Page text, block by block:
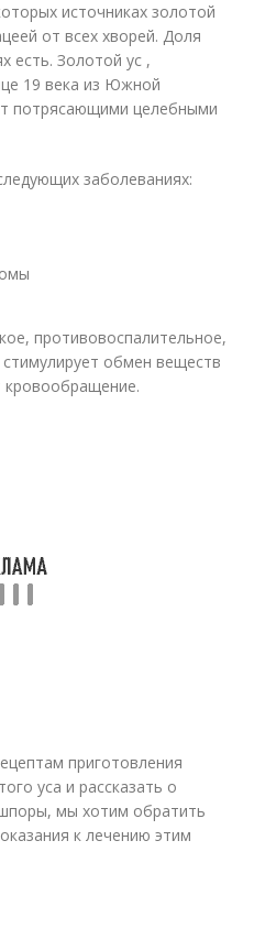
источниках золотой
от всех хворей. Доля
есть. Золотой ус ,
19 века из Южной
потрясающими целебными
заболеваниях:
противовоспалительное,
обмен веществ
кровообращение.
приготовления
уса и рассказать о
мы хотим обратить
к лечению этим